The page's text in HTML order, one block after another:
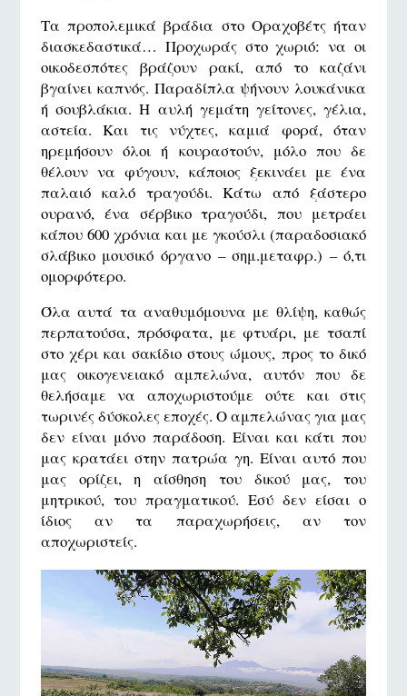
Τα προπολεμικά βράδια στο Οραχοβέτς ήταν
διασκεδαστικά… Προχωράς στο χωριό: να οι
οικοδεσπότες βράζουν ρακί, από το καζάνι
βγαίνει καπνός. Παραδίπλα ψήνουν λουκάνικα
ή σουβλάκια. Η αυλή γεμάτη γείτονες, γέλια,
αστεία. Και τις νύχτες, καμιά φορά, όταν
ηρεμήσουν όλοι ή κουραστούν, μόλο που δε
θέλουν να φύγουν, κάποιος ξεκινάει με ένα
παλαιό καλό τραγούδι. Κάτω από ξάστερο
ουρανό, ένα σέρβικο τραγούδι, που μετράει
κάπου 600 χρόνια και με γκούσλι (παραδοσιακό
σλάβικο μουσικό όργανο – σημ.μεταφρ.) – ό,τι
ομορφότερο.
Όλα αυτά τα αναθυμόμουνα με θλίψη, καθώς
περπατούσα, πρόσφατα, με φτυάρι, με τσαπί
στο χέρι και σακίδιο στους ώμους, προς το δικό
μας οικογενειακό αμπελώνα, αυτόν που δε
θελήσαμε να αποχωριστούμε ούτε και στις
τωρινές δύσκολες εποχές. Ο αμπελώνας για μας
δεν είναι μόνο παράδοση. Είναι και κάτι που
μας κρατάει στην πατρώα γη. Είναι αυτό που
μας ορίζει, η αίσθηση του δικού μας, του
μητρικού, του πραγματικού. Εσύ δεν είσαι ο
ίδιος αν τα παραχωρήσεις, αν τον
αποχωριστείς.